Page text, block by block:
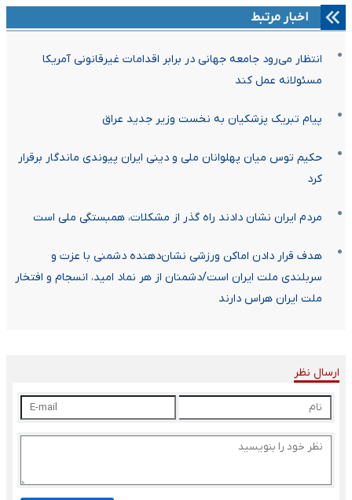
اخبار مرتبط
انتظار می‌رود جامعه جهانی در برابر اقدامات غیرقانونی آمریکا
مسئولانه عمل کند
پیام تبریک پزشکیان به نخست وزیر جدید عراق
حکیم توس میان پهلوانان ملی و دینی ایران پیوندی ماندگار برقرار
کرد
مردم ایران نشان دادند راه گذر از مشکلات، همبستگی ملی است
هدف قرار دادن اماکن ورزشی نشان‌دهنده دشمنی با عزت و
سربلندی ملت ایران است/دشمنان از هر نماد امید، انسجام و افتخار
ملت ایران هراس دارند
ارسال نظر